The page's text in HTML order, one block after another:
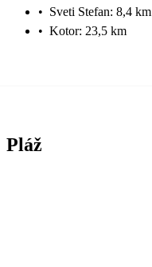
• Sveti Stefan: 8,4 km
• Kotor: 23,5 km
Pláž